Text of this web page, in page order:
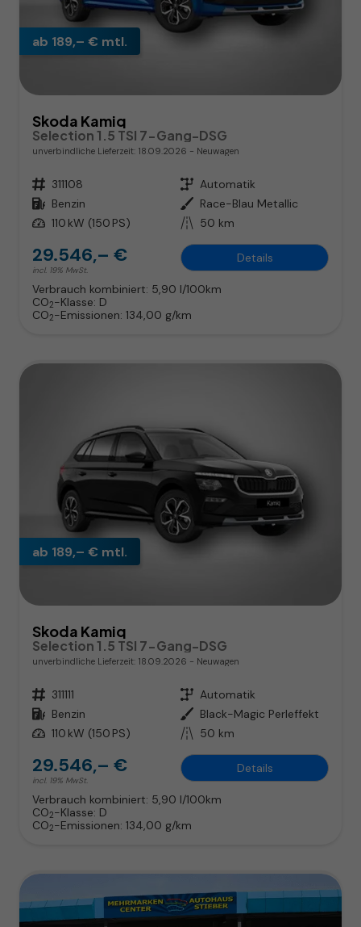
ab 189,– € mtl.
Skoda Kamiq
Selection 1.5 TSI 7-Gang-DSG
unverbindliche Lieferzeit: 18.09.2026 Neuwagen
Fahrzeugnr. 311108 Getriebe Automatik
Kraftstoff Benzin Außenfarbe Race-Blau Metallic
Leistung 110 kW (150 PS) Kilometerstand 50 km
29.546,– €
incl. 19% MwSt.
Details
Verbrauch kombiniert: 5,90 l/100km
CO2-Klasse: D
CO2-Emissionen: 134,00 g/km
ab 189,– € mtl.
Skoda Kamiq
Selection 1.5 TSI 7-Gang-DSG
unverbindliche Lieferzeit: 18.09.2026 Neuwagen
Fahrzeugnr. 311111 Getriebe Automatik
Kraftstoff Benzin Außenfarbe Black-Magic Perleffekt
Leistung 110 kW (150 PS) Kilometerstand 50 km
29.546,– €
incl. 19% MwSt.
Details
Verbrauch kombiniert: 5,90 l/100km
CO2-Klasse: D
CO2-Emissionen: 134,00 g/km